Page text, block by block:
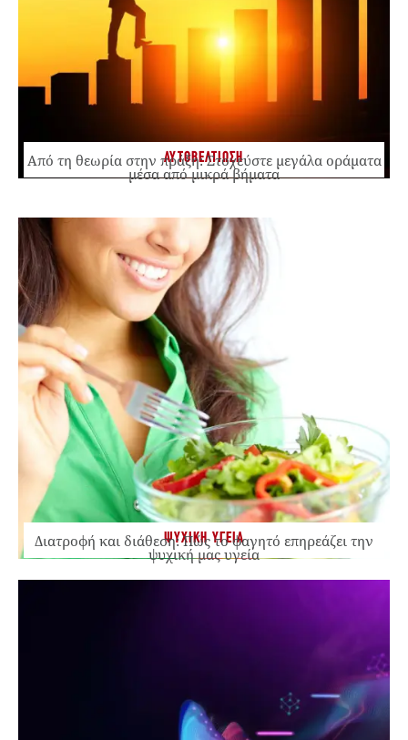
ΑΥΤΟΒΕΛΤΙΩΣΗ
Από τη θεωρία στην πράξη: Στοχεύστε μεγάλα οράματα
μέσα από μικρά βήματα
ΨΥΧΙΚΗ ΥΓΕΙΑ
Διατροφή και διάθεση: Πώς το φαγητό επηρεάζει την
ψυχική μας υγεία